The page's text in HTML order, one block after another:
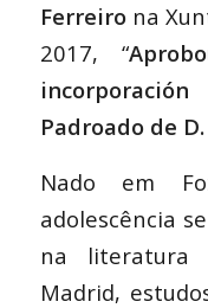
Ferreirona
2017, “
Padroado de
Nado em
adolescência
na literatura
Madrid,